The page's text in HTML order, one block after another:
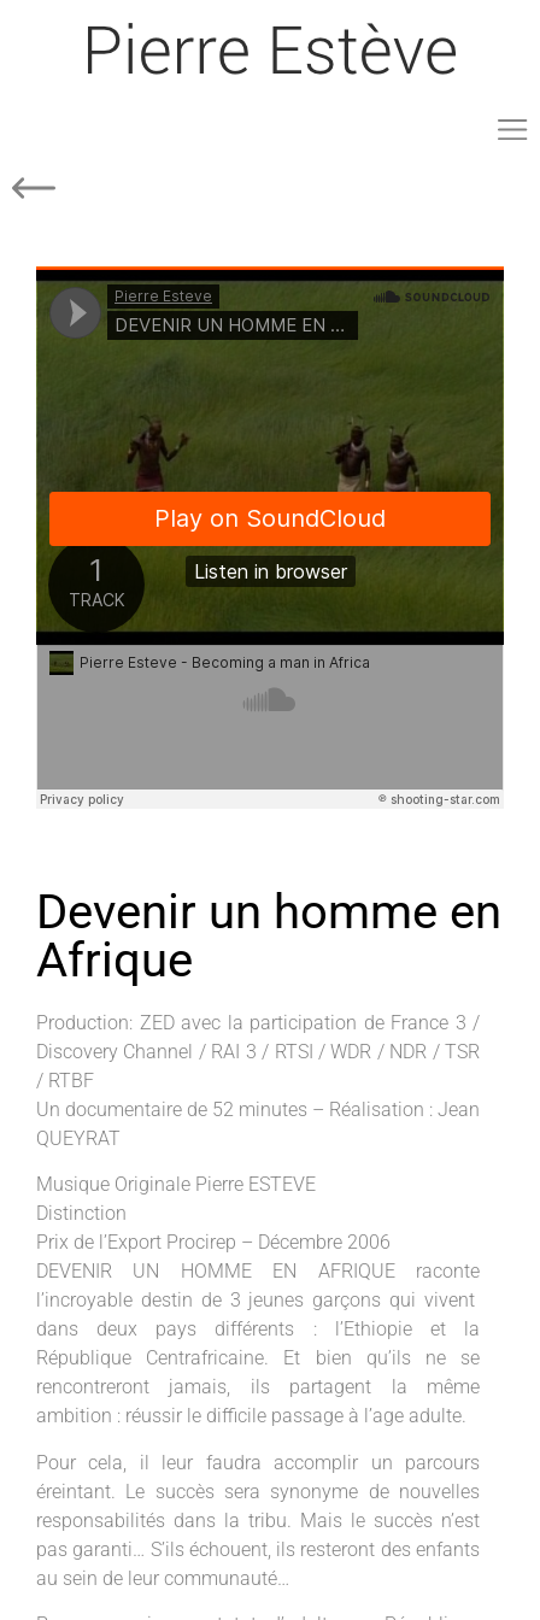
Devenir un homme en
Afrique
Production: ZED avec la participation de France 3 /
Discovery Channel / RAI 3 / RTSI / WDR / NDR / TSR
/ RTBF
Un documentaire de 52 minutes – Réalisation : Jean
QUEYRAT
Musique Originale Pierre ESTEVE
Distinction
Prix de l’Export Procirep – Décembre 2006
DEVENIR UN HOMME EN AFRIQUE raconte
l’incroyable destin de 3 jeunes garçons qui vivent
dans deux pays différents : l’Ethiopie et la
République Centrafricaine. Et bien qu’ils ne se
rencontreront jamais, ils partagent la même
ambition : réussir le difficile passage à l’age adulte.
Pour cela, il leur faudra accomplir un parcours
éreintant. Le succès sera synonyme de nouvelles
responsabilités dans la tribu. Mais le succès n’est
pas garanti… S’ils échouent, ils resteront des enfants
au sein de leur communauté…